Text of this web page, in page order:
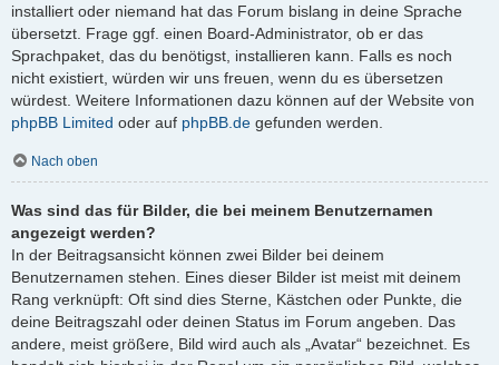
installiert oder niemand hat das Forum bislang in deine Sprache
übersetzt. Frage ggf. einen Board-Administrator, ob er das
Sprachpaket, das du benötigst, installieren kann. Falls es noch
nicht existiert, würden wir uns freuen, wenn du es übersetzen
würdest. Weitere Informationen dazu können auf der Website von
phpBB Limited oder auf phpBB.de gefunden werden.
Nach oben
Was sind das für Bilder, die bei meinem Benutzernamen
angezeigt werden?
In der Beitragsansicht können zwei Bilder bei deinem
Benutzernamen stehen. Eines dieser Bilder ist meist mit deinem
Rang verknüpft: Oft sind dies Sterne, Kästchen oder Punkte, die
deine Beitragszahl oder deinen Status im Forum angeben. Das
andere, meist größere, Bild wird auch als „Avatar“ bezeichnet. Es